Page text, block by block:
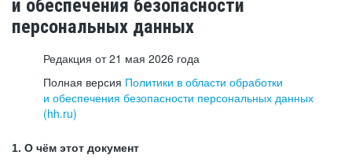
и обеспечения безопасности
персональных данных
Редакция от 21 мая 2026 года
Полная версия Политики в области обработки
и обеспечения безопасности персональных данных
(hh.ru)
1. О чём этот документ